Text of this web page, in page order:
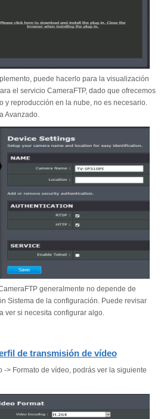
puede hacerlo para la visualización
el servicio CameraFTP, dado que ofrecemos
y reproducción en la nube, no es necesario.
Avanzado.
generalmente no depende de
Sistema de la configuración. Puede revisar
ver si necesita configurar algo.
de transmisión de vídeo
-> Formato de vídeo, podrás ver la siguiente